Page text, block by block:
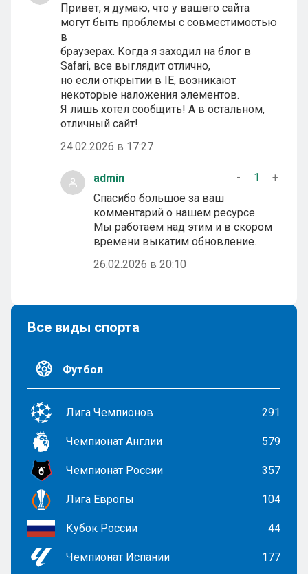
Привет, я думаю, что у вашего сайта
могут быть проблемы с совместимостью
в
браузерах. Когда я заходил на блог в
Safari, все выглядит отлично,
но если открытии в IE, возникают
некоторые наложения элементов.
Я лишь хотел сообщить! А в остальном,
отличный сайт!
24.02.2026 в 17:27
admin - 1
+
Спасибо большое за ваш
комментарий о нашем ресурсе.
Мы работаем над этим и в скором
времени выкатим обновление.
26.02.2026 в 20:10
Все виды спорта
Футбол
Лига Чемпионов 291
Чемпионат Англии 579
Чемпионат России 357
Лига Европы 104
Кубок России 44
Чемпионат Испании 177